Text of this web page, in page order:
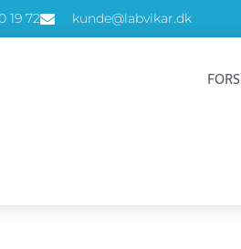
19 72 kunde@labvikar.dk